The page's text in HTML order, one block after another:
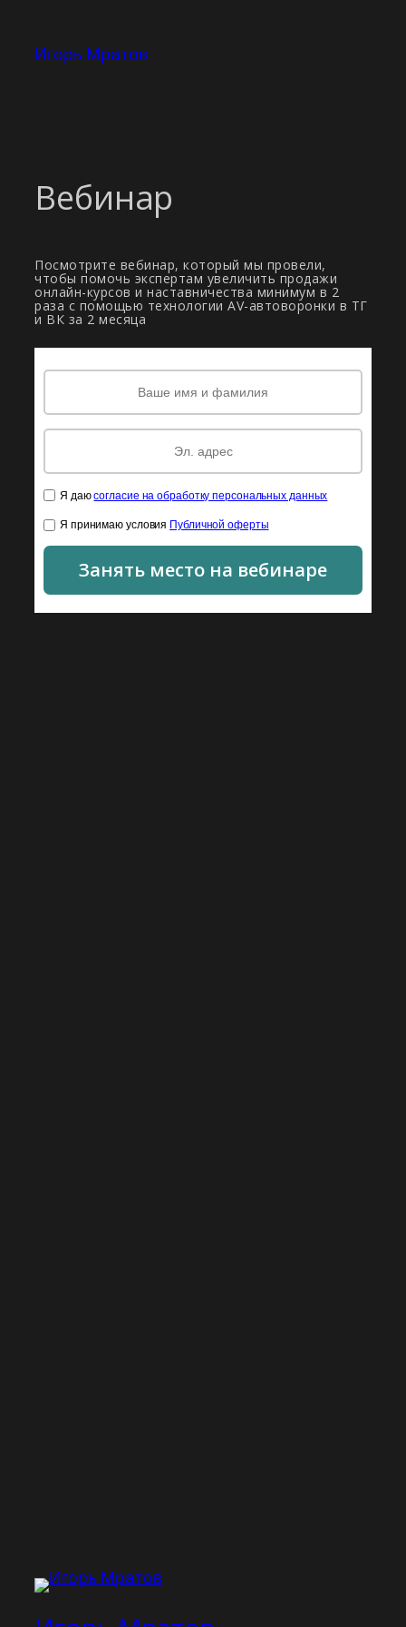
содержимому
Игорь Мратов
Вебинар
Посмотрите вебинар, который мы провели,
чтобы помочь экспертам увеличить продажи
онлайн-курсов и наставничества минимум в 2
раза с помощью технологии AV-автоворонки в ТГ
и ВК за 2 месяца
Я даюсогласие на обработку персональных данных
Я принимаю условия Публичной оферты
Занять место на вебинаре